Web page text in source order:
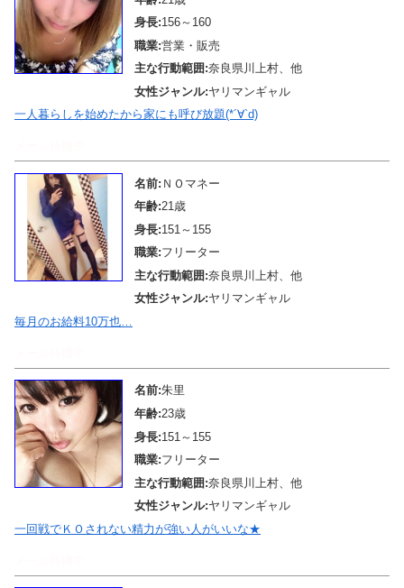
身長:156～160
職業:営業・販売
主な行動範囲:奈良県川上村、他
女性ジャンル:ヤリマンギャル
一人暮らしを始めたから家にも呼び放題(*´∀`d)
名前: ＮＯマネー
年齢:21歳
身長:151～155
職業:フリーター
主な行動範囲:奈良県川上村、他
女性ジャンル:ヤリマンギャル
毎月のお給料10万也…
名前:朱里
年齢:23歳
身長:151～155
職業:フリーター
主な行動範囲:奈良県川上村、他
女性ジャンル:ヤリマンギャル
一回戦でＫＯされない精力が強い人がいいな★